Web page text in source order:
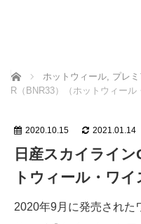
ホーム ホットウィール, プレ
R（BNR33）（ホットウィール
2020.10.15 2021.01.14
日産スカイライン
トウィール・ワイ
2020年9月に発売された